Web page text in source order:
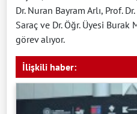
Dr. Nuran Bayram Arlı, Prof.
Saraç ve Dr. Öğr. Üyesi Burak
görev alıyor.
İlişkili haber: